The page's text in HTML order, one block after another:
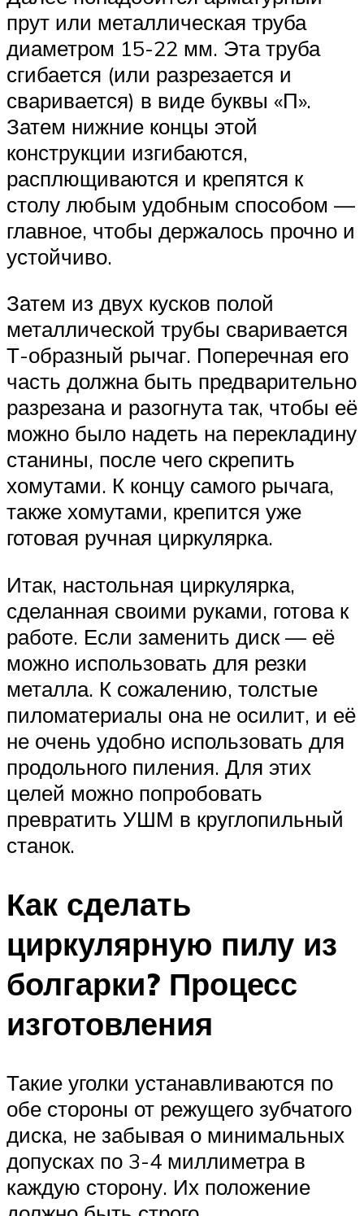
прут или металлическая труба
диаметром 15-22 мм. Эта труба
сгибается (или разрезается и
сваривается) в виде буквы «П».
Затем нижние концы этой
конструкции изгибаются,
расплющиваются и крепятся к
столу любым удобным способом —
главное, чтобы держалось прочно и
устойчиво.
Затем из двух кусков полой
металлической трубы сваривается
Т-образный рычаг. Поперечная его
часть должна быть предварительно
разрезана и разогнута так, чтобы её
можно было надеть на перекладину
станины, после чего скрепить
хомутами. К концу самого рычага,
также хомутами, крепится уже
готовая ручная циркулярка.
Итак, настольная циркулярка,
сделанная своими руками, готова к
работе. Если заменить диск — её
можно использовать для резки
металла. К сожалению, толстые
пиломатериалы она не осилит, и её
не очень удобно использовать для
продольного пиления. Для этих
целей можно попробовать
превратить УШМ в круглопильный
станок.
Как сделать
циркулярную пилу из
болгарки? Процесс
изготовления
Такие уголки устанавливаются по
обе стороны от режущего зубчатого
диска, не забывая о минимальных
допусках по 3-4 миллиметра в
каждую сторону. Их положение